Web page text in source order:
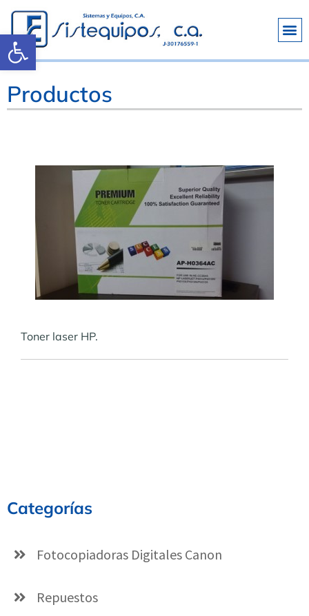
Abrir barra de herramientas
Productos
Toner laser HP.
Categorías
Fotocopiadoras Digitales Canon
Repuestos